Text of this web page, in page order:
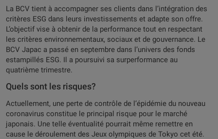
La BCV tient à accompagner ses clients dans l’intégration des
critères ESG dans leurs investissements et adapte son offre.
L’objectif vise à obtenir de la performance tout en respectant
les critères environnementaux, sociaux et de gouvernance. Le
BCV Japac a passé en septembre dans l’univers des fonds
estampillés ESG. Il a poursuivi sa surperformance au
quatrième trimestre.
Quels sont les risques?
Actuellement, une perte de contrôle de l’épidémie du nouveau
coronavirus constitue le principal risque pour le marché
japonais. Une telle éventualité pourrait même remettre en
cause le déroulement des Jeux olympiques de Tokyo cet été.